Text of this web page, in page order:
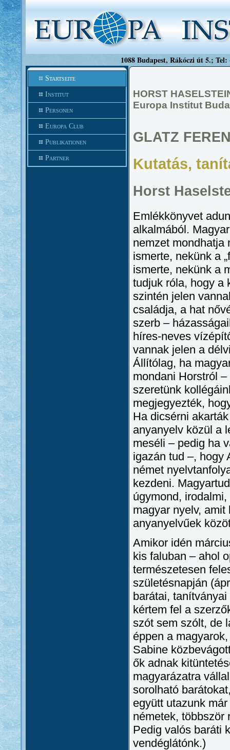
1088 Budapest, Rákóczi út 5.;
Startseite
Institut
Personen
Europa Club
Publikationen
Partner
HORST
Europa Institut
GLATZ
Kutatás,
Horst
Emlékkönyvet
alkalmából.
nemzet mondhatja
ismerte, nekünk a
ismerte, nekünk a
tudjuk róla, hogy a
szintén jelen
családja, a hat
szerb –
híres-neves
vannak jelen a
Állítólag, ha
mondani Horstról
szeretünk
megjegyezték,
Ha dicsérni
anyanyelv közül a
meséli – pedig ha
igazán tud –, hogy
német
kezdeni.
úgymond,
magyar nyelv,
anyanyelvűek
Amikor idén
kis faluban – ahol
természetesen
születésnapján
barátai,
kértem fel a
szót sem szólt, de
éppen a
Sabine
ők adnak
magyarázatra
sorolható
együtt utazunk
németek, többször
Pedig valós baráti
vendéglátónk.)